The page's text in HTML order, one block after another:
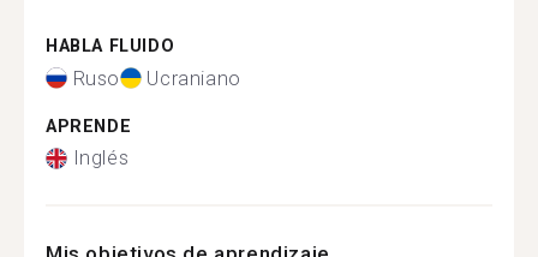
HABLA FLUIDO
Ruso Ucraniano
APRENDE
Inglés